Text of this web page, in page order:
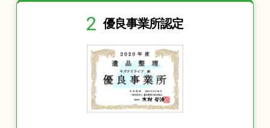
2 優良事業所認定